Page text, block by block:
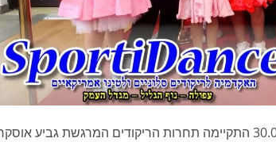
חזרו מתחרות מקריית מוצקין עם מדליות ועם מקומות ראשוניים! ב-30.03.2024 התקיימה תחרות הריקודים המרגשת גביע